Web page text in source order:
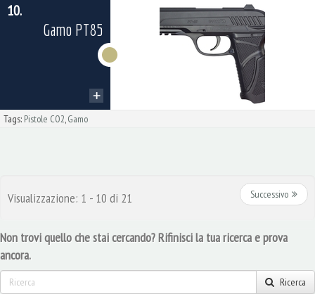
10.
Gamo PT85
Tags: Pistole CO2,Gamo
Visualizzazione: 1 - 10 di 21 Successivo
Non trovi quello che stai cercando? Rifinisci la tua ricerca e prova
ancora.
Ricerca